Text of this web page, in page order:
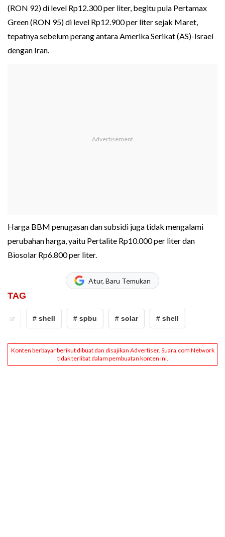
(RON 92) di level Rp12.300 per liter, begitu pula Pertamax
Green (RON 95) di level Rp12.900 per liter sejak Maret,
tepatnya sebelum perang antara Amerika Serikat (AS)-Israel
dengan Iran.
Harga BBM penugasan dan subsidi juga tidak mengalami
perubahan harga, yaitu Pertalite Rp10.000 per liter dan
Biosolar Rp6.800 per liter.
Atur, Baru Temukan
TAG
# shell # spbu # solar # shell